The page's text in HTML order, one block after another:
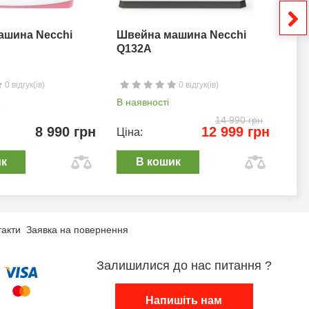
Necchi
0 відгук(ів)
8 990 грн
Швейна машина Necchi
Q132A
0 відгук(ів)
В наявності
14 990 грн
Ціна: 12 999 грн
В кошик
Заявка на повернення
Залишилися до нас питання ?
Напишіть нам